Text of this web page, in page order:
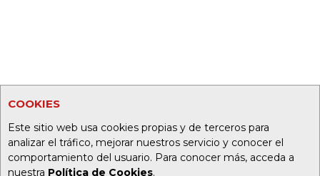
COOKIES
Este sitio web usa cookies propias y de terceros para
analizar el tráfico, mejorar nuestros servicio y conocer el
comportamiento del usuario. Para conocer más, acceda a
nuestra Política de Cookies.